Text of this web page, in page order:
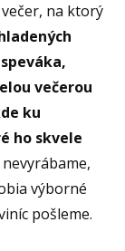
na ktorý
večerou
ku
ho skvele
výborné
pošleme.